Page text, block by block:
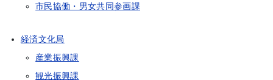
市民協働・男女共同参画課
経済文化局
産業振興課
観光振興課